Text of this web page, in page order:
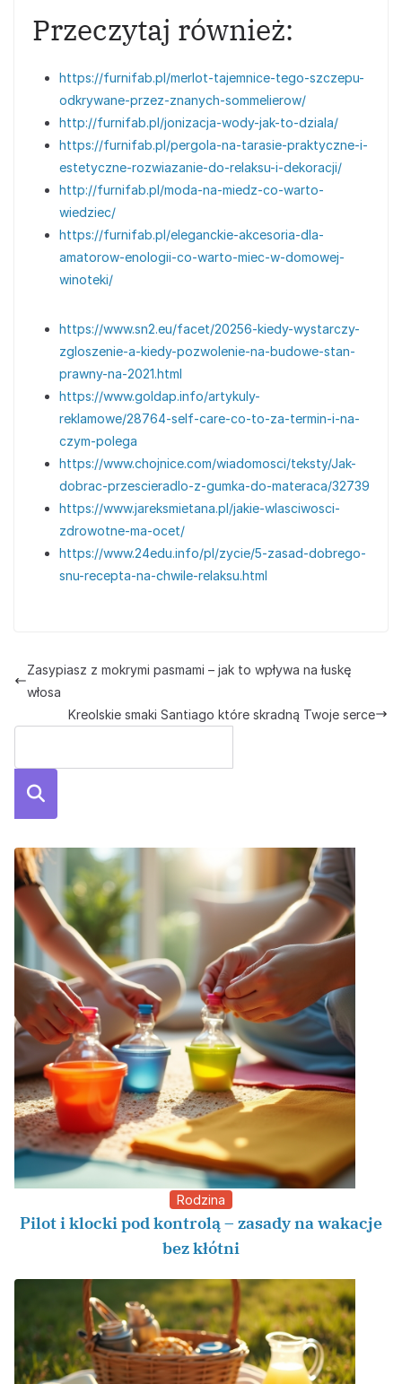
Przeczytaj również:
https://furnifab.pl/merlot-tajemnice-tego-szczepu-
odkrywane-przez-znanych-sommelierow/
http://furnifab.pl/jonizacja-wody-jak-to-dziala/
https://furnifab.pl/pergola-na-tarasie-praktyczne-i-
estetyczne-rozwiazanie-do-relaksu-i-dekoracji/
http://furnifab.pl/moda-na-miedz-co-warto-
wiedziec/
https://furnifab.pl/eleganckie-akcesoria-dla-
amatorow-enologii-co-warto-miec-w-domowej-
winoteki/
https://www.sn2.eu/facet/20256-kiedy-wystarczy-
zgloszenie-a-kiedy-pozwolenie-na-budowe-stan-
prawny-na-2021.html
https://www.goldap.info/artykuly-
reklamowe/28764-self-care-co-to-za-termin-i-na-
czym-polega
https://www.chojnice.com/wiadomosci/teksty/Jak-
dobrac-przescieradlo-z-gumka-do-materaca/32739
https://www.jareksmietana.pl/jakie-wlasciwosci-
zdrowotne-ma-ocet/
https://www.24edu.info/pl/zycie/5-zasad-dobrego-
snu-recepta-na-chwile-relaksu.html
Zasypiasz z mokrymi pasmami – jak to wpływa na łuskę
włosa
Kreolskie smaki Santiago które skradną Twoje serce
Szuka
Rodzina
Pilot i klocki pod kontrolą – zasady na wakacje
bez kłótni